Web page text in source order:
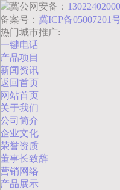
冀公网安备：
备案号： 冀ICP备05007201
热门城市推广:
一键电话
产品项目
新闻资讯
返回首页
网站首页
关于我们
公司简介
企业文化
荣誉资质
董事长致辞
营销网络
产品展示